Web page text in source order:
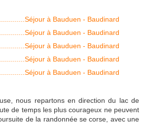
nous repartons en direction du lac de
de temps les plus courageux ne peuvent
de la randonnée se corse, avec une